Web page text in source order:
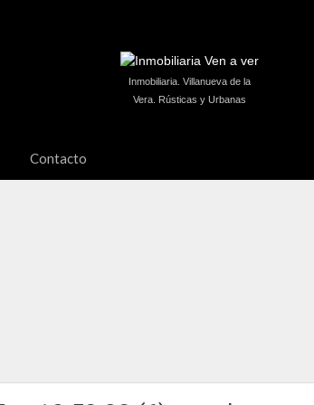
Inmobiliaria. Villanueva de la
Vera. Rústicas y Urbanas
Contacto